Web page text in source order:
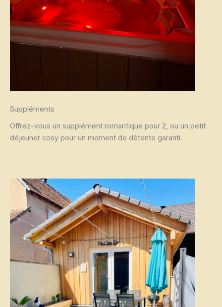
Suppléments
Offrez-vous un supplément romantique pour 2, ou un petit
déjeuner cosy pour un moment de détente garanti.